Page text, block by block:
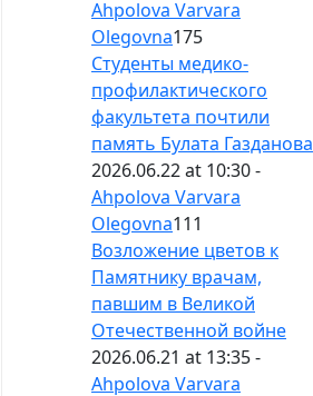
Ahpolova Varvara
Olegovna175
Студенты медико-
профилактического
факультета почтили
память Булата Газданова
2026.06.22 at 10:30 -
Ahpolova Varvara
Olegovna111
Возложение цветов к
Памятнику врачам,
павшим в Великой
Отечественной войне
2026.06.21 at 13:35 -
Ahpolova Varvara